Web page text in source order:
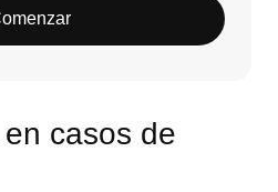
casos de